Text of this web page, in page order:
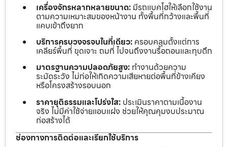
เครื่องจักรหลากหลายขนาด: มีรถแบคโฮให้เลือกใช้งาน
ตามความเหมาะสมของหน้างาน ทั้งพื้นที่กว้างและพื้นที่
แคบเข้าถึงยาก
บริการครบวงจรจบในที่เดียว: ครอบคลุมตั้งแต่การ
เคลียร์พื้นที่ ขุดเจาะ ถมที่ ไปจนถึงงานรื้อถอนและทุบตึก
มาตรฐานความปลอดภัยสูง: ทำงานด้วยความ
ระมัดระวัง ไม่ก่อให้เกิดความเสียหายต่อพื้นที่ข้างเคียง
หรือโครงสร้างรอบนอก
ราคายุติธรรมและโปร่งใส: ประเมินราคาตามเนื้องาน
จริง ไม่มีค่าใช้จ่ายแอบแฝง ช่วยให้คุณคุมงบประมาณ
ก่อสร้างได้
ช่องทางการติดต่อและเรียกใช้บริการ